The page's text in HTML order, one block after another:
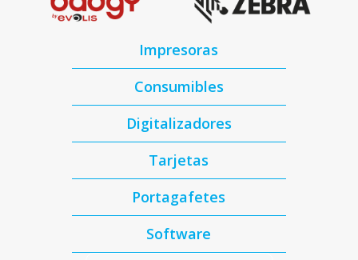
Impresoras
Consumibles
Digitalizadores
Tarjetas
Portagafetes
Software